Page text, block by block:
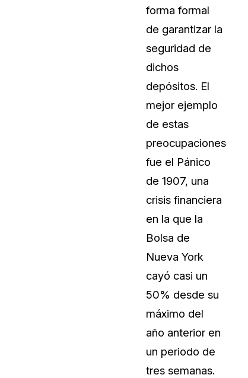
Únase a nuestro equipo y
construir el futuro de la redacción
Contáctanos
Póngase en contacto con
forma formal
de garantizar la
seguridad de
dichos
depósitos. El
mejor ejemplo
de estas
preocupaciones
fue el Pánico
de 1907, una
crisis financiera
en la que la
Bolsa de
Nueva York
cayó casi un
50% desde su
máximo del
año anterior en
un periodo de
tres semanas.